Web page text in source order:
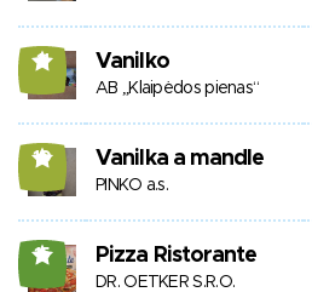
11 Vanilko
AB „Klaipėdos pienas“
10 Vanilka a mandle
PINKO a.s.
15 Pizza Ristorante
DR. OETKER S.R.O.